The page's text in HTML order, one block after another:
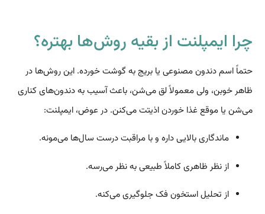
چرا ایمپلنت از بقیه روش‌ها بهتره؟
حتماً اسم دندون مصنوعی یا بریج به گوشت خورده. این روش‌ها در
ظاهر خوبن، ولی معمولاً لق می‌شن، باعث آسیب به دندون‌های کناری
می‌شن یا موقع غذا خوردن اذیتت می‌کنن. در عوض، ایمپلنت:
ماندگاری بالایی داره و با مراقبت درست سال‌ها می‌مونه.
از نظر ظاهری کاملاً طبیعی به نظر می‌رسه.
از تحلیل استخون فک جلوگیری می‌کنه.